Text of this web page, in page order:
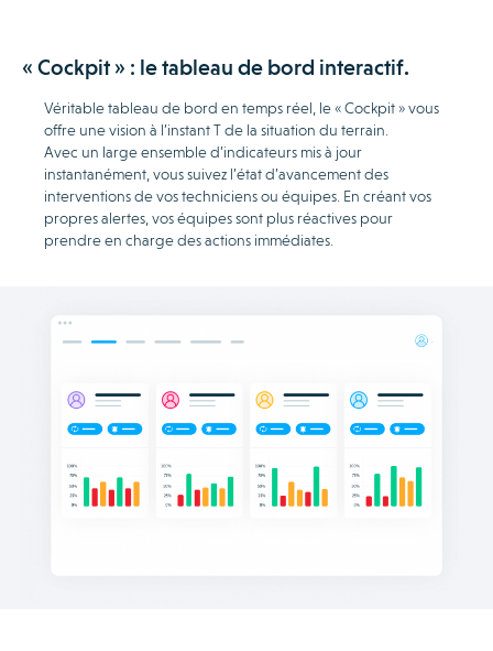
« Cockpit » : le tableau de bord interactif.
Véritable tableau de bord en temps réel, le « Cockpit » vous
offre une vision à l’instant T de la situation du terrain.
Avec un large ensemble d’indicateurs mis à jour
instantanément, vous suivez l’état d’avancement des
interventions de vos techniciens ou équipes. En créant vos
propres alertes, vos équipes sont plus réactives pour
prendre en charge des actions immédiates.